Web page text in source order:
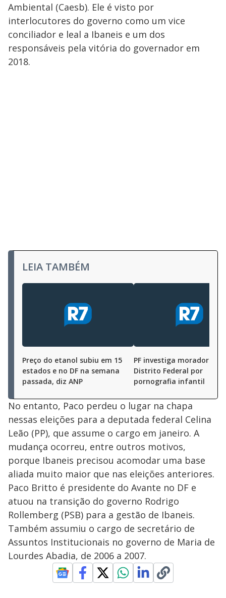
Ambiental (Caesb). Ele é visto por
interlocutores do governo como um vice
conciliador e leal a Ibaneis e um dos
responsáveis pela vitória do governador em
2018.
LEIA TAMBÉM
Preço do etanol subiu em 15
estados e no DF na semana
passada, diz ANP
PF investiga morador do
Distrito Federal por
pornografia infantil
No entanto, Paco perdeu o lugar na chapa
nessas eleições para a deputada federal Celina
Leão (PP), que assume o cargo em janeiro. A
mudança ocorreu, entre outros motivos,
porque Ibaneis precisou acomodar uma base
aliada muito maior que nas eleições anteriores.
Paco Britto é presidente do Avante no DF e
atuou na transição do governo Rodrigo
Rollemberg (PSB) para a gestão de Ibaneis.
Também assumiu o cargo de secretário de
Assuntos Institucionais no governo de Maria de
Lourdes Abadia, de 2006 a 2007.